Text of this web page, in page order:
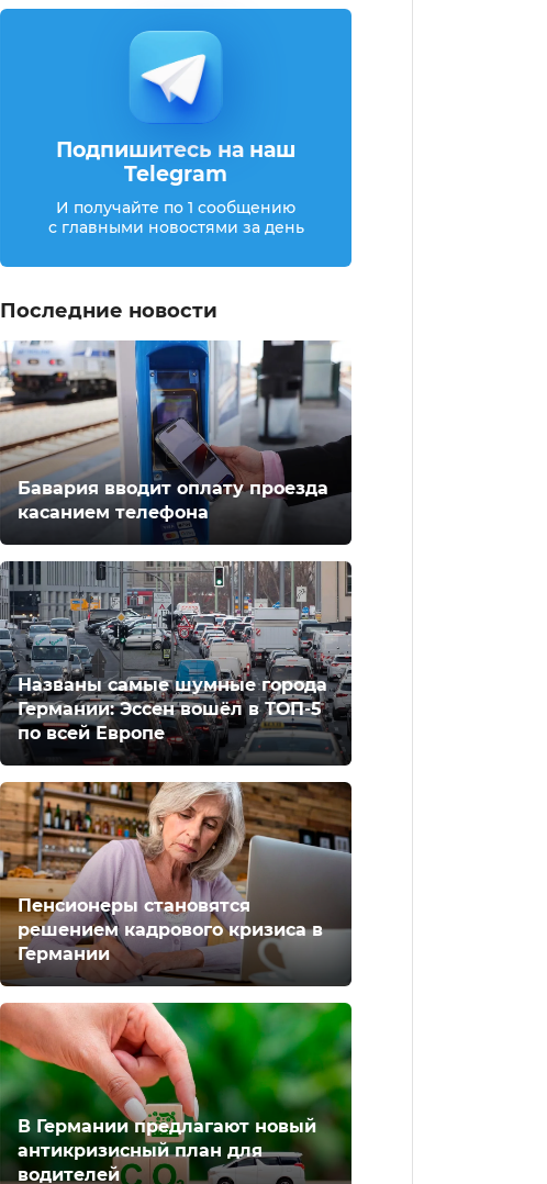
Подпишитесь на наш
Telegram
И получайте по 1 сообщению
с главными новостями за день
Последние новости
Бавария вводит оплату проезда
касанием телефона
Названы самые шумные города
Германии: Эссен вошёл в ТОП-5
по всей Европе
Пенсионеры становятся
решением кадрового кризиса в
Германии
В Германии предлагают новый
антикризисный план для
водителей